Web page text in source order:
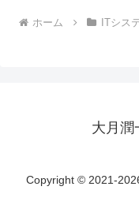
ホーム ITシス
大月潤
Copyright © 2021-